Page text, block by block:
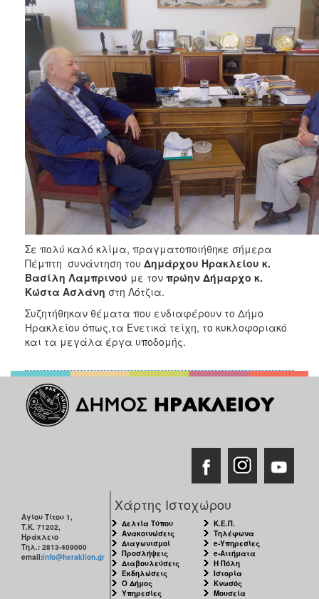
2011
2010
2006
ΤΟΠΟΣ
ΠΟΛΙΤΙΣΜΟΣ
ΑΝΘΕΚΤΙΚΗ
Σε πολύ καλό κλίμα, πραγματοποιήθηκε σήμερα
Πέμπτη συνάντηση του Δημάρχου Ηρακλείου κ.
Βασίλη Λαμπρινού με τον πρώην Δήμαρχο κ.
Κώστα Ασλάνη στη Λότζια.
Συζητήθηκαν θέματα που ενδιαφέρουν το Δήμο
Ηρακλείου όπως,τα Ενετικά τείχη, το κυκλοφοριακό
και τα μεγάλα έργα υποδομής.
Αγίου Τίτου 1,
Τ.Κ. 71202,
Ηράκλειο
Τηλ.: 2813-409000
email:info@heraklion.gr
Χάρτης Ιστοχώρου
Δελτία Τύπου
Ανακοινώσεις
Διαγωνισμοί
Προσλήψεις
Διαβουλεύσεις
Εκδηλώσεις
Ο Δήμος
Υπηρεσίες
Κ.Ε.Π.
Τηλέφωνα
e-Υπηρεσίες
e-Αιτήματα
Η Πόλη
Ιστορία
Κνωσός
Μουσεία